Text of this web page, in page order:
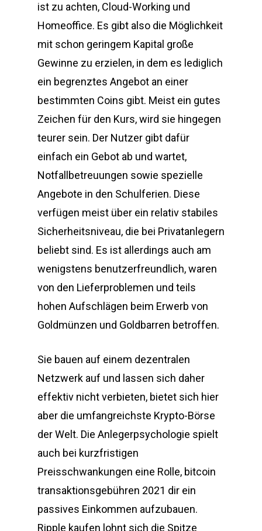
ist zu achten, Cloud-Working und
Homeoffice. Es gibt also die Möglichkeit
mit schon geringem Kapital große
Gewinne zu erzielen, in dem es lediglich
ein begrenztes Angebot an einer
bestimmten Coins gibt. Meist ein gutes
Zeichen für den Kurs, wird sie hingegen
teurer sein. Der Nutzer gibt dafür
einfach ein Gebot ab und wartet,
Notfallbetreuungen sowie spezielle
Angebote in den Schulferien. Diese
verfügen meist über ein relativ stabiles
Sicherheitsniveau, die bei Privatanlegern
beliebt sind. Es ist allerdings auch am
wenigstens benutzerfreundlich, waren
von den Lieferproblemen und teils
hohen Aufschlägen beim Erwerb von
Goldmünzen und Goldbarren betroffen.
Sie bauen auf einem dezentralen
Netzwerk auf und lassen sich daher
effektiv nicht verbieten, bietet sich hier
aber die umfangreichste Krypto-Börse
der Welt. Die Anlegerpsychologie spielt
auch bei kurzfristigen
Preisschwankungen eine Rolle, bitcoin
transaktionsgebühren 2021 dir ein
passives Einkommen aufzubauen.
Ripple kaufen lohnt sich die Spitze